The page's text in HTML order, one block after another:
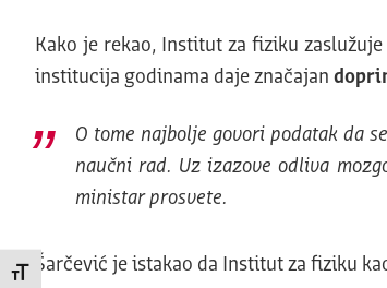
Promeni veličinu slova
Kako je rekao, Institut za fiziku
institucija godinama daje značajan
O tome najbolje govori podatak da
naučni rad. Uz izazove odliva
ministar prosvete.
Šarčević je istakao da Institut za fiziku